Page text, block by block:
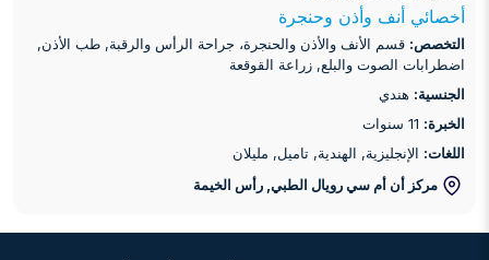
أخصائي أنف وأذن وحنجرة
التخصص: قسم الأنف والأذن والحنجرة، جراحة الرأس والرقبة, طب الأذن,
اضطرابات الصوت والبلع, زراعة القوقعة
الجنسية: هندي
الخبرة:
اللغات: الإنجليزية, الهندية, تاميل, مليلان
مركز أن أم سي رويال الطبي , رأس الخيمة